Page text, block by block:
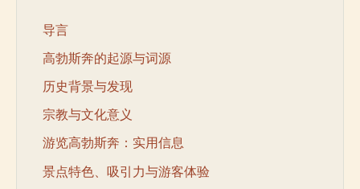
导言
高勃斯奔的起源与词源
历史背景与发现
宗教与文化意义
游览高勃斯奔：实用信息
景点特色、吸引力与游客体验